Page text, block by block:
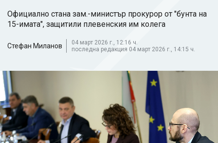
Официално стана зам.-министър прокурор от "бунта на
15-имата", защитили плевенския им колега
Стефан Миланов
04 март 2026 г., 12:16 ч.
последна редакция 04 март 2026 г., 14:15 ч.